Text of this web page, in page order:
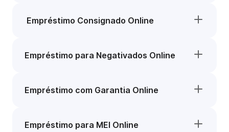
Empréstimo Consignado Online
Empréstimo para Negativados Online
Empréstimo com Garantia Online
Empréstimo para MEI Online